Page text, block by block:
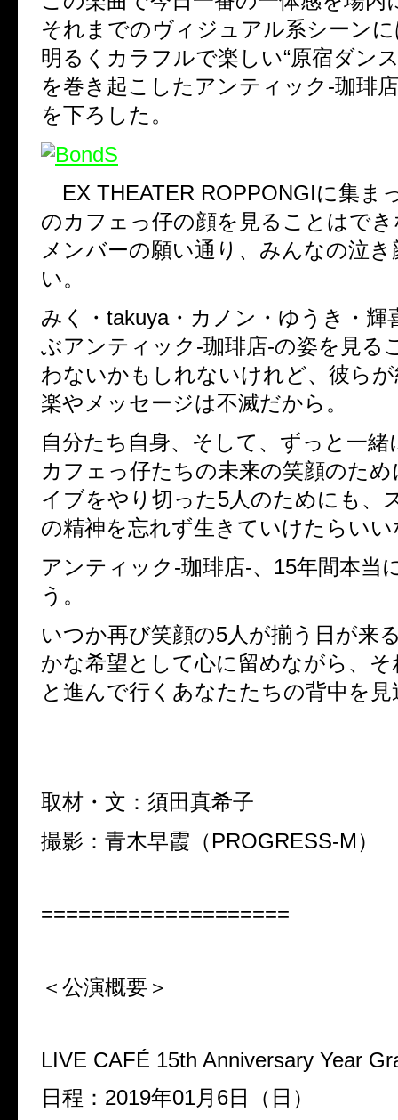
それまでのヴィジュアル系シーン
明るくカラフルで楽しい“原宿ダン
を巻き起こしたアンティック-珈琲
を下ろした。
EX THEATER ROPPONGIに集ま
のカフェっ仔の顔を見ることはで
メンバーの願い通り、みんなの泣
い。
みく・takuya・カノン・ゆうき・輝
ぶアンティック-珈琲店-の姿を見る
わないかもしれないけれど、彼ら
楽やメッセージは不滅だから。
自分たち自身、そして、ずっと一
カフェっ仔たちの未来の笑顔のた
イブをやり切った5人のためにも、
の精神を忘れず生きていけたらい
アンティック-珈琲店-、15年間本当
う。
いつか再び笑顔の5人が揃う日が来
かな希望として心に留めながら、
と進んで行くあなたたちの背中を
取材・文：須田真希子
撮影：青木早霞（PROGRESS-M）
====================
＜公演概要＞
LIVE CAFÉ 15th Anniversary Year
日程：2019年01月6日（日）